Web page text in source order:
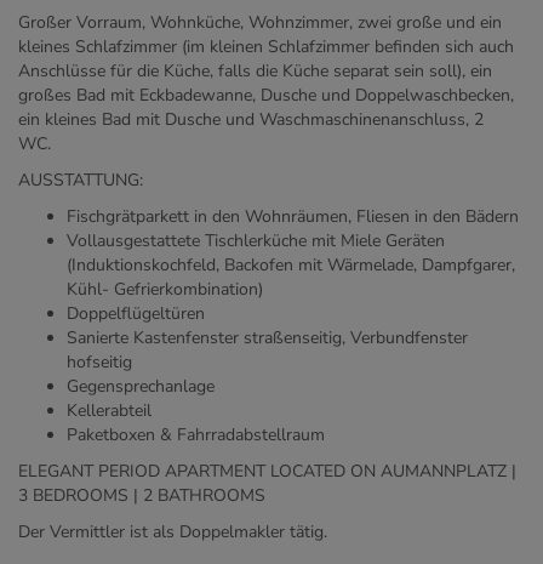
Großer Vorraum, Wohnküche, Wohnzimmer, zwei große und ein
kleines Schlafzimmer (im kleinen Schlafzimmer befinden sich auch
Anschlüsse für die Küche, falls die Küche separat sein soll), ein
großes Bad mit Eckbadewanne, Dusche und Doppelwaschbecken,
ein kleines Bad mit Dusche und Waschmaschinenanschluss, 2
WC.
AUSSTATTUNG:
Fischgrätparkett in den Wohnräumen, Fliesen in den Bädern
Vollausgestattete Tischlerküche mit Miele Geräten
(Induktionskochfeld, Backofen mit Wärmelade, Dampfgarer,
Kühl- Gefrierkombination)
Doppelflügeltüren
Sanierte Kastenfenster straßenseitig, Verbundfenster
hofseitig
Gegensprechanlage
Kellerabteil
Paketboxen & Fahrradabstellraum
ELEGANT PERIOD APARTMENT LOCATED ON AUMANNPLATZ |
3 BEDROOMS | 2 BATHROOMS
Der Vermittler ist als Doppelmakler tätig.